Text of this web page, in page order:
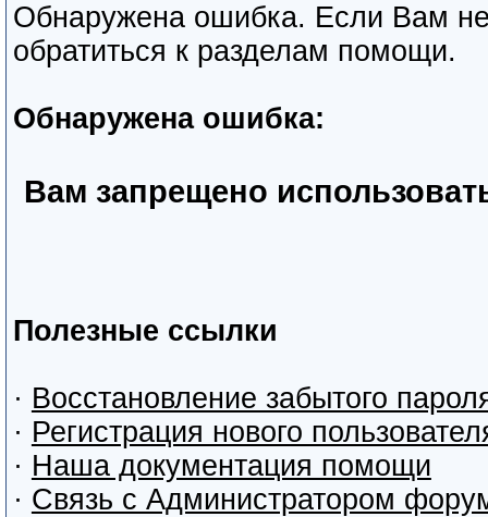
Обнаружена ошибка. Если Вам
обратиться к разделам помощи.
Обнаружена ошибка:
Вам запрещено
Полезные ссылки
· Восстановление забытого
· Регистрация нового
· Наша документация помощи
· Связь с Администратором